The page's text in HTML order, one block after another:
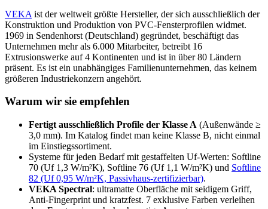
VEKA ist der weltweit größte Hersteller, der sich ausschließlich der
Konstruktion und Produktion von PVC-Fensterprofilen widmet.
1969 in Sendenhorst (Deutschland) gegründet, beschäftigt das
Unternehmen mehr als 6.000 Mitarbeiter, betreibt 16
Extrusionswerke auf 4 Kontinenten und ist in über 80 Ländern
präsent. Es ist ein unabhängiges Familienunternehmen, das keinem
größeren Industriekonzern angehört.
Warum wir sie empfehlen
Fertigt ausschließlich Profile der Klasse A (Außenwände ≥
3,0 mm). Im Katalog findet man keine Klasse B, nicht einmal
im Einstiegssortiment.
Systeme für jeden Bedarf mit gestaffelten Uf-Werten: Softline
70 (Uf 1,3 W/m²K), Softline 76 (Uf 1,1 W/m²K) und Softline
82 (Uf 0,95 W/m²K, Passivhaus-zertifizierbar).
VEKA Spectral: ultramatte Oberfläche mit seidigem Griff,
Anti-Fingerprint und kratzfest. 7 exklusive Farben verleihen